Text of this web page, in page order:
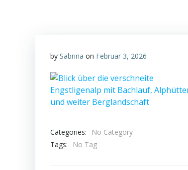
by Sabrina on Februar 3, 2026
Categories:
No Category
Tags:
No Tag